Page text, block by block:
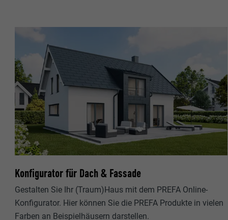
Konfigurator für Dach & Fassade
Gestalten Sie Ihr (Traum)Haus mit dem PREFA Online-
Konfigurator. Hier können Sie die PREFA Produkte in vielen
Farben an Beispielhäusern darstellen.
Zweck
Name
Anbieter
Zweck
Zweck
Name
Anbieter
Laufzeit
Zweck